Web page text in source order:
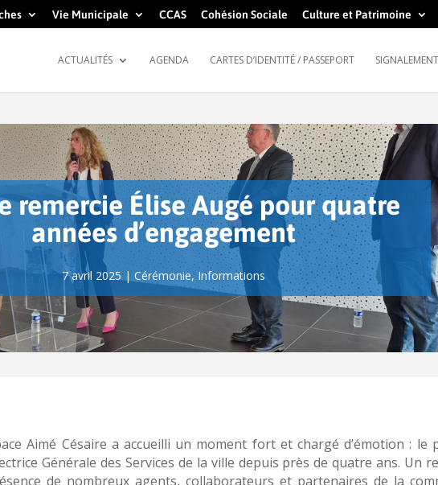
Vie Municipale CCAS Cohésion Sociale Culture et Patrimoine
ACTUALITÉS AGENDA CARTES D’IDENTITÉ / PASSEPORT SIGNALEMENT
remercie Élise Augé pour quatre
années d’engagement
7 avril 2025| Cérémonie, Informations
Aimé Césaire a accueilli un moment fort et chargé d’émotion : le
Générale des Services de la ville depuis près de quatre ans. Un
de nombreux agents, collaborateurs et partenaires de la